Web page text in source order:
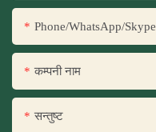
Phone/WhatsApp/Skype
कम्पनी नाम
सन्तुष्ट